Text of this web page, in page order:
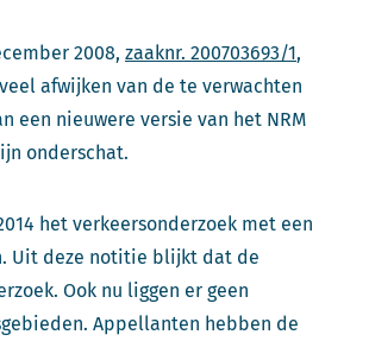
2008, zaaknr. 200703693/1,
afwijken van de te verwachten
een nieuwere versie van het NRM
onderschat.
het verkeersonderzoek met een
Uit deze notitie blijkt dat de
Ook nu liggen er geen
Appellanten hebben de